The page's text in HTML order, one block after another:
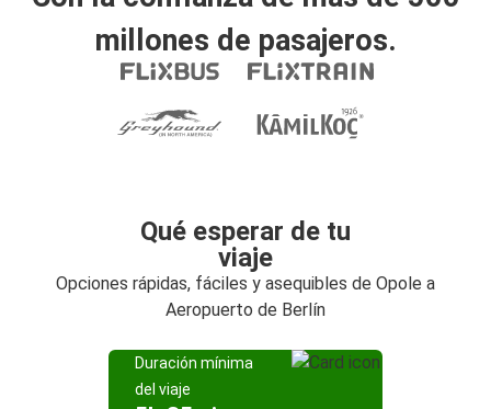
millones de pasajeros.
Qué esperar de tu
viaje
Opciones rápidas, fáciles y asequibles de Opole a
Aeropuerto de Berlín
Duración mínima
del viaje